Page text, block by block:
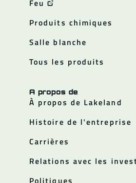
Feu
Produits chimiques
Salle blanche
Tous les produits
A propos de
À propos de Lakeland
Histoire de l'entreprise
Carrières
Relations avec les
Politiques